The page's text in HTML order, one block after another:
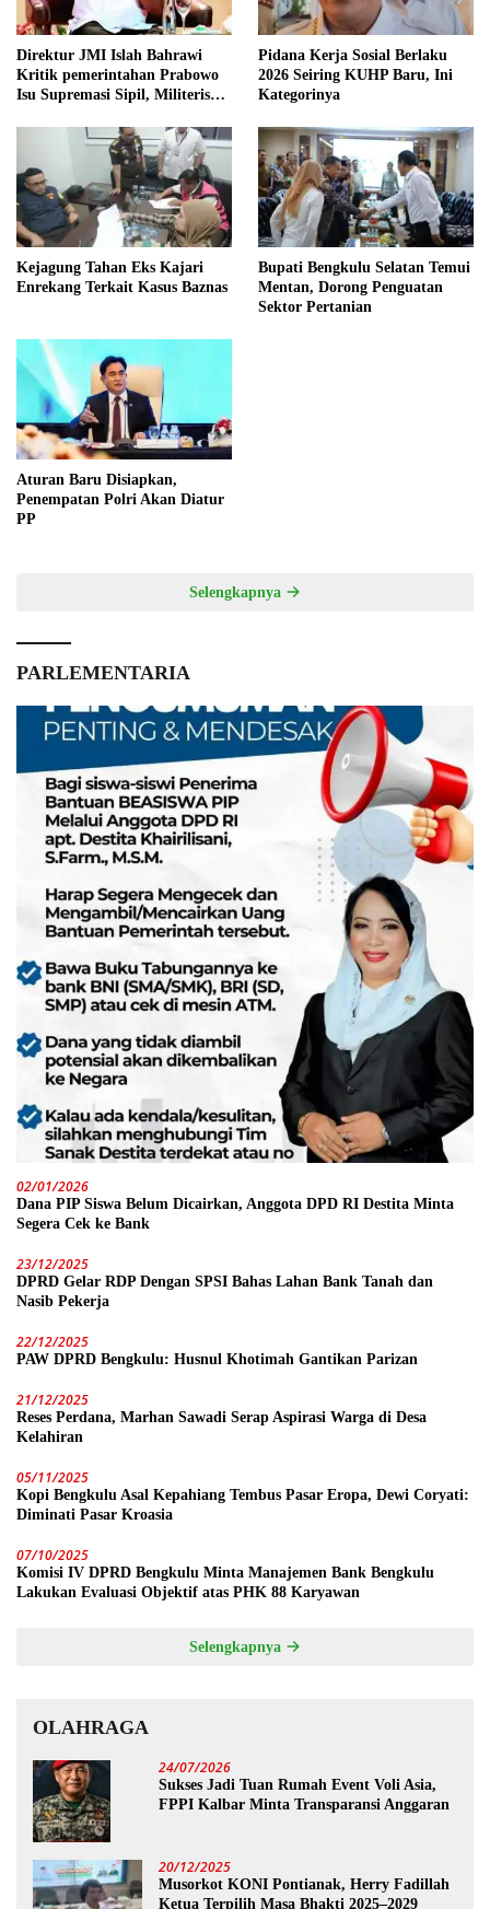
Direktur JMI Islah Bahrawi
Kritik pemerintahan Prabowo
Isu Supremasi Sipil, Militerisasi,
Pidana Kerja Sosial Berlaku
2026 Seiring KUHP Baru, Ini
Kategorinya
Kejagung Tahan Eks Kajari
Enrekang Terkait Kasus Baznas
Bupati Bengkulu Selatan Temui
Mentan, Dorong Penguatan
Sektor Pertanian
Aturan Baru Disiapkan,
Penempatan Polri Akan Diatur
PP
Selengkapnya
PARLEMENTARIA
02/01/2026
Dana PIP Siswa Belum Dicairkan, Anggota DPD RI Destita Minta
Segera Cek ke Bank
23/12/2025
DPRD Gelar RDP Dengan SPSI Bahas Lahan Bank Tanah dan
Nasib Pekerja
22/12/2025
PAW DPRD Bengkulu: Husnul Khotimah Gantikan Parizan
21/12/2025
Reses Perdana, Marhan Sawadi Serap Aspirasi Warga di Desa
Kelahiran
05/11/2025
Kopi Bengkulu Asal Kepahiang Tembus Pasar Eropa, Dewi Coryati:
Diminati Pasar Kroasia
07/10/2025
Komisi IV DPRD Bengkulu Minta Manajemen Bank Bengkulu
Lakukan Evaluasi Objektif atas PHK 88 Karyawan
Selengkapnya
OLAHRAGA
24/07/2026
Sukses Jadi Tuan Rumah Event Voli Asia,
FPPI Kalbar Minta Transparansi Anggaran
20/12/2025
Musorkot KONI Pontianak, Herry Fadillah
Ketua Terpilih Masa Bhakti 2025–2029